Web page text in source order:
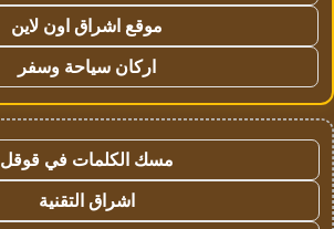
موقع اشراق اون لاين
اركان سياحة وسفر
مسك الكلمات في قوقل
اشراق التقنية